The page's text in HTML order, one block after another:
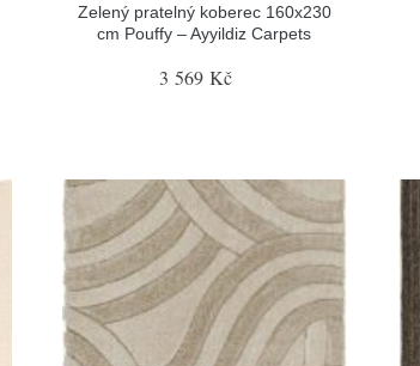
Zelený pratelný koberec 160x230
cm Pouffy – Ayyildiz Carpets
3 569 Kč